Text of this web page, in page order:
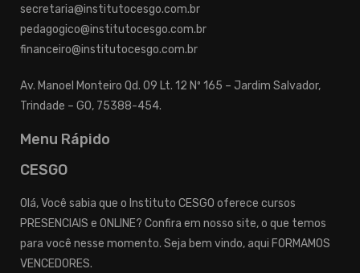
secretaria@institutocesgo.com.br
pedagogico@institutocesgo.com.br
financeiro@institutocesgo.com.br
Av. Manoel Monteiro Qd. 09 Lt. 12 Nº 165 – Jardim Salvador,
Trindade – GO, 75388-454.
Menu Rápido
CESGO
Olá, Você sabia que o Instituto CESGO oferece cursos
PRESENCIAIS e ONLINE? Confira em nosso site, o que temos
para você nesse momento. Seja bem vindo, aqui FORMAMOS
VENCEDORES.